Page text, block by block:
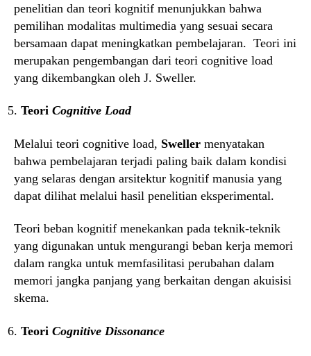
penelitian dan teori kognitif menunjukkan bahwa
pemilihan modalitas multimedia yang sesuai secara
bersamaan dapat meningkatkan pembelajaran. Teori ini
merupakan pengembangan dari teori cognitive load
yang dikembangkan oleh J. Sweller.
Teori Cognitive Load
Melalui teori cognitive load, Sweller menyatakan
bahwa pembelajaran terjadi paling baik dalam kondisi
yang selaras dengan arsitektur kognitif manusia yang
dapat dilihat melalui hasil penelitian eksperimental.
Teori beban kognitif menekankan pada teknik-teknik
yang digunakan untuk mengurangi beban kerja memori
dalam rangka untuk memfasilitasi perubahan dalam
memori jangka panjang yang berkaitan dengan akuisisi
skema.
Teori Cognitive Dissonance